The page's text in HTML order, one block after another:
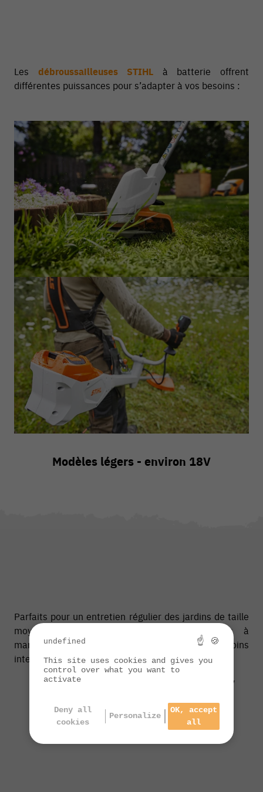
Les débroussailleuses STIHL à batterie offrent
différentes puissances pour s’adapter à vos besoins :
Modèles légers - environ 18V
Parfaits pour un entretien régulier des jardins de taille
moyenne, ces modèles sont légers, faciles à
manœuvrer et conviennent à des travaux moins
intensifs.
Modèles intermédiaires - environ 36V
undefined ☝ 🍪
This site uses cookies and gives you
control over what you want to
activate
Deny all
cookies
Personalize
OK, accept
all